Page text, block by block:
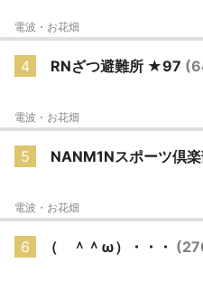
電波・お花畑
4 RNざつ避難所 ★97
電波・お花畑
5 NANM1Nスポーツ倶
電波・お花畑
6 （ ＾＾ω）・・・